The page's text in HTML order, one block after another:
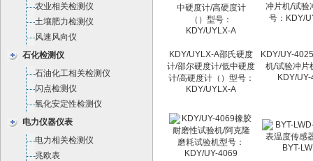
农业相关检测仪
土壤肥力检测仪
风速风向仪
石化检测仪
石油化工相关检测仪
闪点检测仪
氧化安定性检测仪
电力仪器仪表
电力相关检测仪
兆欧表
KDY/UYLX-A邵氏硬度
计/邵尔硬度计/低中硬度
计/高硬度计（）型号：
KDY/UYLX-A
KDY/UY-
机/试验冲片
KDY/